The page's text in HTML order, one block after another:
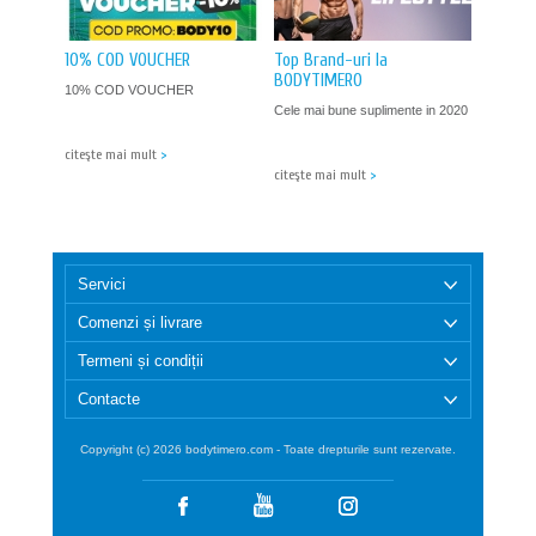
10% COD VOUCHER
10% COD VOUCHER
citeşte mai mult >
Top Brand-uri la
BODYTIMERO
Cele mai bune suplimente in 2020
citeşte mai mult >
Servici
Comenzi și livrare
Termeni și condiții
Contacte
Copyright (c) 2026 bodytimero.com - Toate drepturile sunt rezervate.